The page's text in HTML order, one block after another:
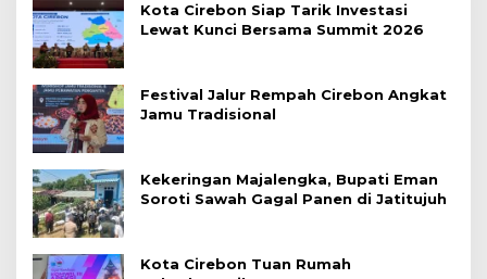
Kota Cirebon Siap Tarik Investasi
Lewat Kunci Bersama Summit 2026
Festival Jalur Rempah Cirebon Angkat
Jamu Tradisional
Kekeringan Majalengka, Bupati Eman
Soroti Sawah Gagal Panen di Jatitujuh
Kota Cirebon Tuan Rumah